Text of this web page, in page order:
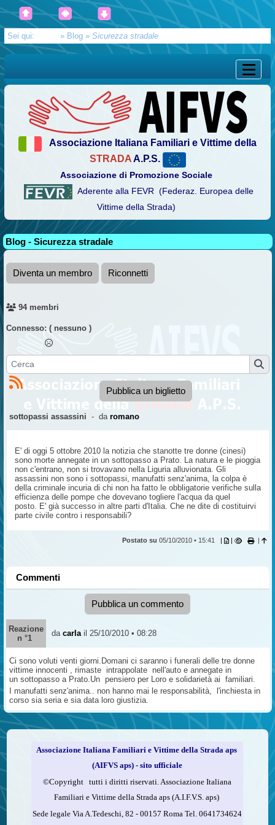
Sei qui: » Blog » Sicurezza stradale
Associazione Italiana Familiari e Vittime della
STRADAA.P.S.
Associazione di Promozione Sociale
Aderente alla FEVR (Federaz. Europea delle
Vittime della Strada)
Blog - Sicurezza stradale
Diventa un membro Riconnetti
94 membri
Connesso: ( nessuno )
Pubblica un biglietto
sottopassi assassini - da romano
E' di oggi 5 ottobre 2010 la notizia che stanotte tre donne (cinesi)
sono morte annegate in un sottopasso a Prato. La natura e le pioggia
non c'entrano, non si trovavano nella Liguria alluvionata. Gli
assassini non sono i sottopassi, manufatti senz'anima, la colpa è
della criminale incuria di chi non ha fatto le obbligatorie verifiche sulla
efficienza delle pompe che dovevano togliere l'acqua da quel
posto. E' già successo in altre parti d'Italia. Che ne dite di costituirvi
parte civile contro i responsabili?
Postato su 05/10/2010 • 15:41 | | |
Commenti
Pubblica un commento
Reazione
n °1
da carla il 25/10/2010 • 08:28
Ci sono voluti venti giorni.Domani ci saranno i funerali delle tre donne
vittime innocenti , rimaste intrappolate nell'auto e annegate in
un sottopasso a Prato.Un pensiero per Loro e solidarietà ai familiari.
I manufatti senz'anima.. non hanno mai le responsabilità, l'inchiesta in
corso sia seria e sia data loro giustizia.
Associazione Italiana Familiari e Vittime della Strada aps
(AIFVS aps) - sito ufficiale
©​Copyright tutti i diritti riservati. Associazione Italiana
Familiari e Vittime della Strada aps (A.I.F.V.S. aps)
Sede legale Via A.Tedeschi, 82 - 00157 Roma Tel. 0641734624